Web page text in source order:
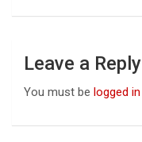
Leave a Reply
You must be logged in